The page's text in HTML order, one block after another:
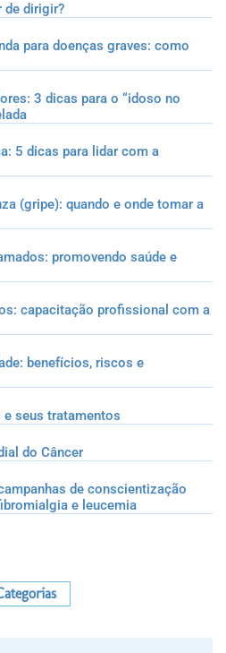
de dirigir?
para doenças graves: como
3 dicas para o “idoso no
5 dicas para lidar com a
(gripe): quando e onde tomar a
promovendo saúde e
capacitação profissional com a
benefícios, riscos e
seus tratamentos
do Câncer
de conscientização
e leucemia